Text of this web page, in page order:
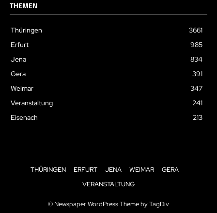
THEMEN
Thüringen
3661
Erfurt
985
Jena
834
Gera
391
Weimar
347
Veranstaltung
241
Eisenach
213
THÜRINGEN ERFURT JENA WEIMAR
GERA
VERANSTALTUNG
© Newspaper WordPress Theme by TagDiv